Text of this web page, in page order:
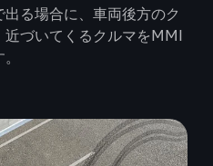
る場合に、車両後方のク
近づいてくるクルマをMMI